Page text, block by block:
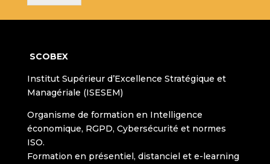
SCOBEX
Institut Supérieur d’Excellence Stratégique et
Managériale (ISESEM)
Organisme de formation en Intelligence
économique, RGPD, Cybersécurité et normes
ISO.
Formation en présentiel, distanciel et e-learning